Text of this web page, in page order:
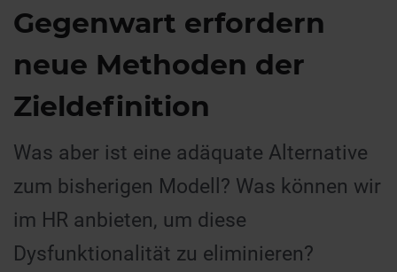
Gegenwart erfordern
neue Methoden der
Zieldefinition
Was aber ist eine adäquate Alternative
zum bisherigen Modell? Was können wir
im HR anbieten, um diese
Dysfunktionalität zu eliminieren?